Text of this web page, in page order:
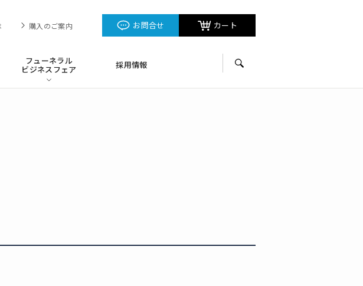
フューネラル
ビジネスフェア 採用情報
お問合せ カート
購入のご案内